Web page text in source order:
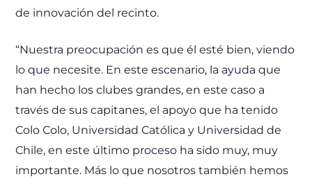
de innovación del recinto.
“Nuestra preocupación es que él esté bien, viendo
lo que necesite. En este escenario, la ayuda que
han hecho los clubes grandes, en este caso a
través de sus capitanes, el apoyo que ha tenido
Colo Colo, Universidad Católica y Universidad de
Chile, en este último proceso ha sido muy, muy
importante. Más lo que nosotros también hemos